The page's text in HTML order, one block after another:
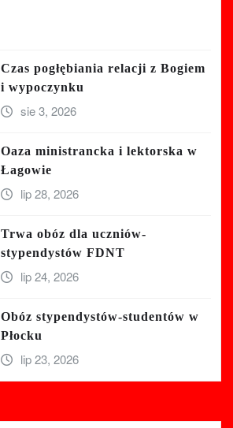
Czas pogłębiania relacji z Bogiem
i wypoczynku
sie 3, 2026
Oaza ministrancka i lektorska w
Łagowie
lip 28, 2026
Trwa obóz dla uczniów-
stypendystów FDNT
lip 24, 2026
Obóz stypendystów-studentów w
Płocku
lip 23, 2026